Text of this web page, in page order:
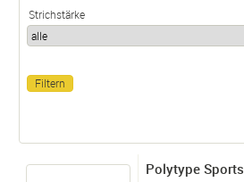
Strichstärke
Polytype Sports